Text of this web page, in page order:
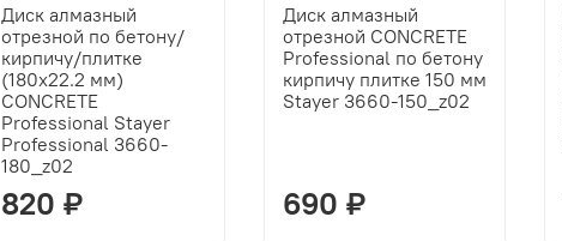
Диск алмазный
отрезной по бетону/
кирпичу/плитке
(180х22.2 мм)
CONCRETE
Professional Stayer
Professional 3660-
180_z02
820 ₽
Диск алмазный
отрезной CONCRETE
Professional по бетону
кирпичу плитке 150 мм
Stayer 3660-150_z02
690 ₽